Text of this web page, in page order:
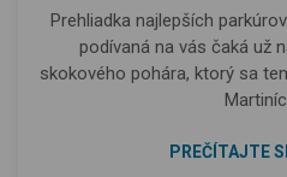
Prehliadka najlepších
podívaná na vás čaká už
skokového pohára, ktorý sa
PREČÍTAJTE